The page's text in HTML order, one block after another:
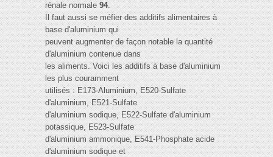
rénale normale94.
Il faut aussi se méfier des additifs alimentaires à
base d'aluminium qui
peuvent augmenter de façon notable la quantité
d'aluminium contenue dans
les aliments. Voici les additifs à base d'aluminium
les plus couramment
utilisés : E173-Aluminium, E520-Sulfate
d'aluminium, E521-Sulfate
d'aluminium sodique, E522-Sulfate d'aluminium
potassique, E523-Sulfate
d'aluminium ammonique, E541-Phosphate acide
d'aluminium sodique et